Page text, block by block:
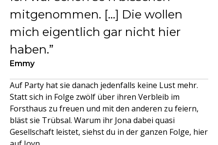
mitgenommen. […] Die wollen
mich eigentlich gar nicht hier
haben.
Emmy
Auf Party hat sie danach jedenfalls keine Lust mehr.
Statt sich in Folge zwölf über ihren Verbleib im
Forsthaus zu freuen und mit den anderen zu feiern,
bläst sie Trübsal. Warum ihr Jona dabei quasi
Gesellschaft leistet, siehst du in der ganzen Folge, hier